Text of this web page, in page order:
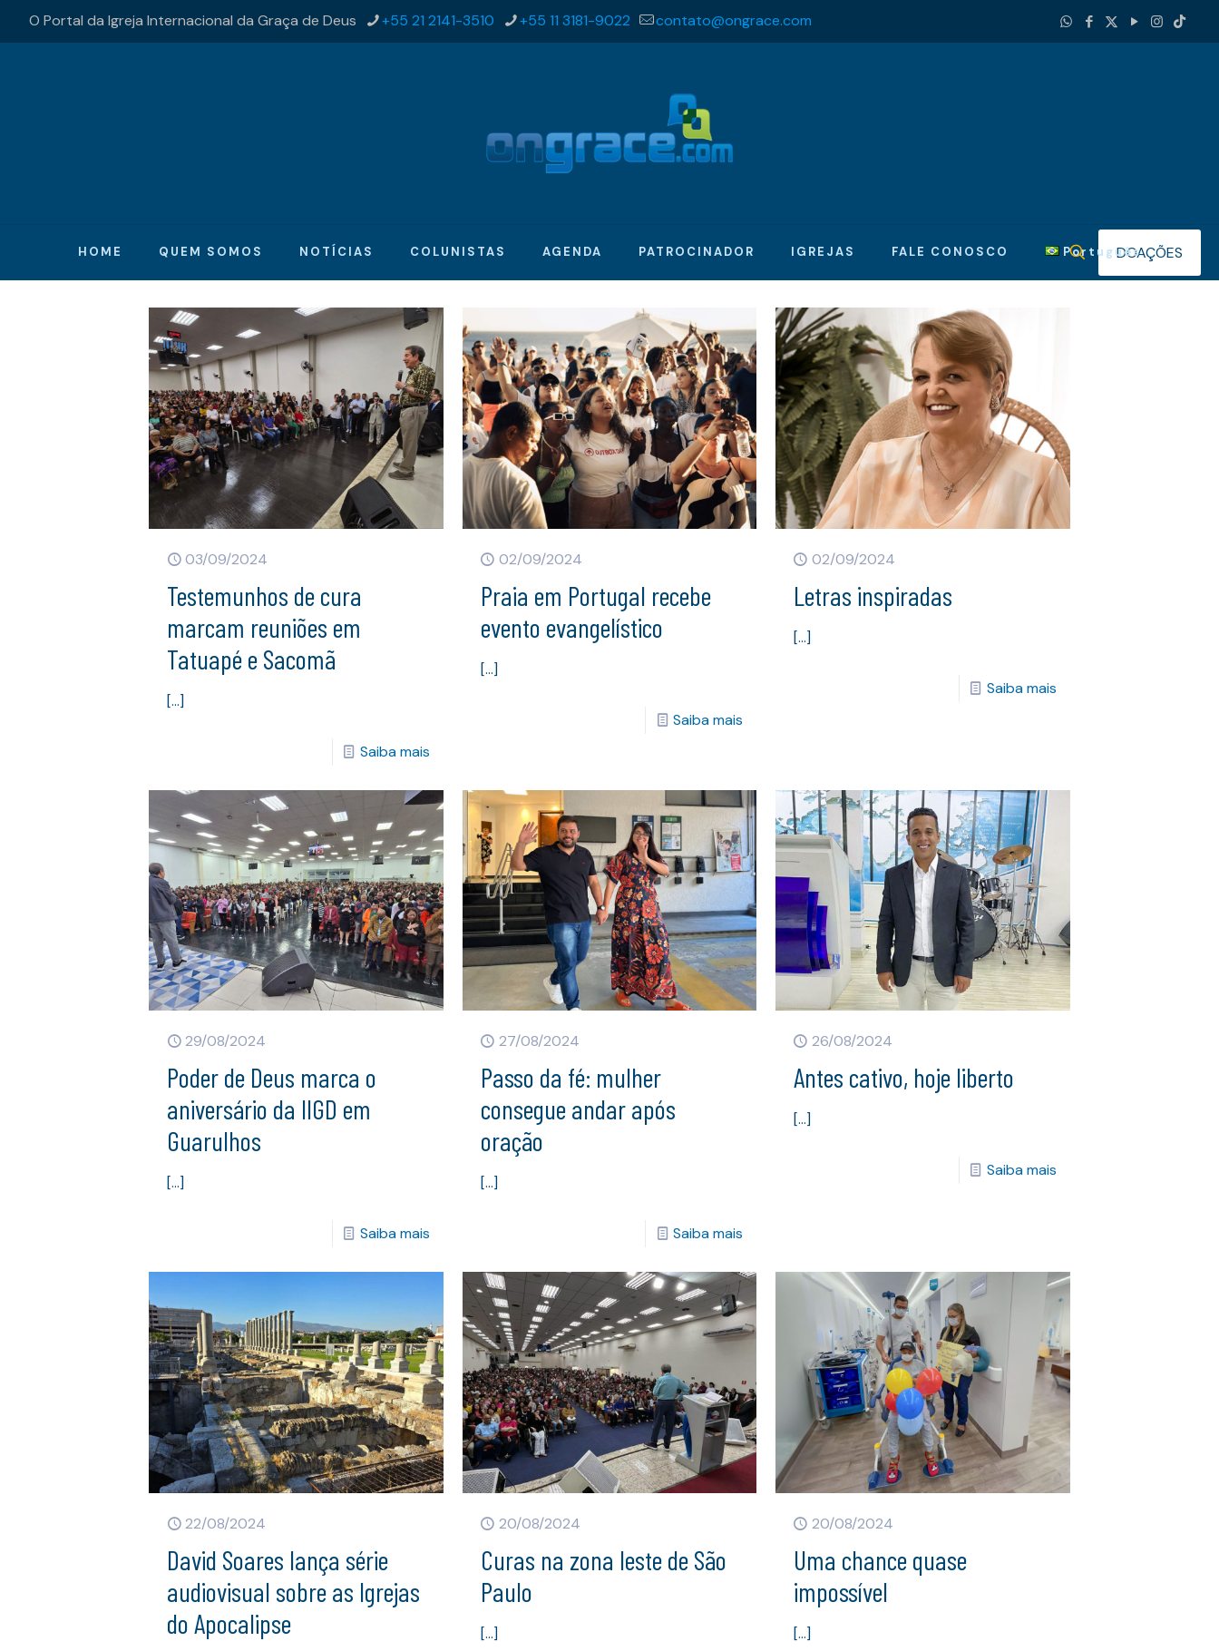
O Portal da Igreja Internacional da Graça de Deus +55 21 2141-3510 +55 11 3181-9022 contato@ongrace.com
HOME QUEM SOMOS NOTÍCIAS COLUNISTAS AGENDA PATROCINADOR IGREJAS FALE CONOSCO PortuguêsDOAÇÕES
03/09/2024
Testemunhos de cura
marcam reuniões em
Tatuapé e Sacomã
[…]
Saiba mais
02/09/2024
Praia em Portugal recebe
evento evangelístico
[…]
Saiba mais
02/09/2024
Letras inspiradas
[…]
Saiba mais
29/08/2024
Poder de Deus marca o
aniversário da IIGD em
Guarulhos
[…]
Saiba mais
27/08/2024
Passo da fé: mulher
consegue andar após
oração
[…]
Saiba mais
26/08/2024
Antes cativo, hoje liberto
[…]
Saiba mais
22/08/2024
David Soares lança série
audiovisual sobre as Igrejas
do Apocalipse
20/08/2024
Curas na zona leste de São
Paulo
[…]
20/08/2024
Uma chance quase
impossível
[…]